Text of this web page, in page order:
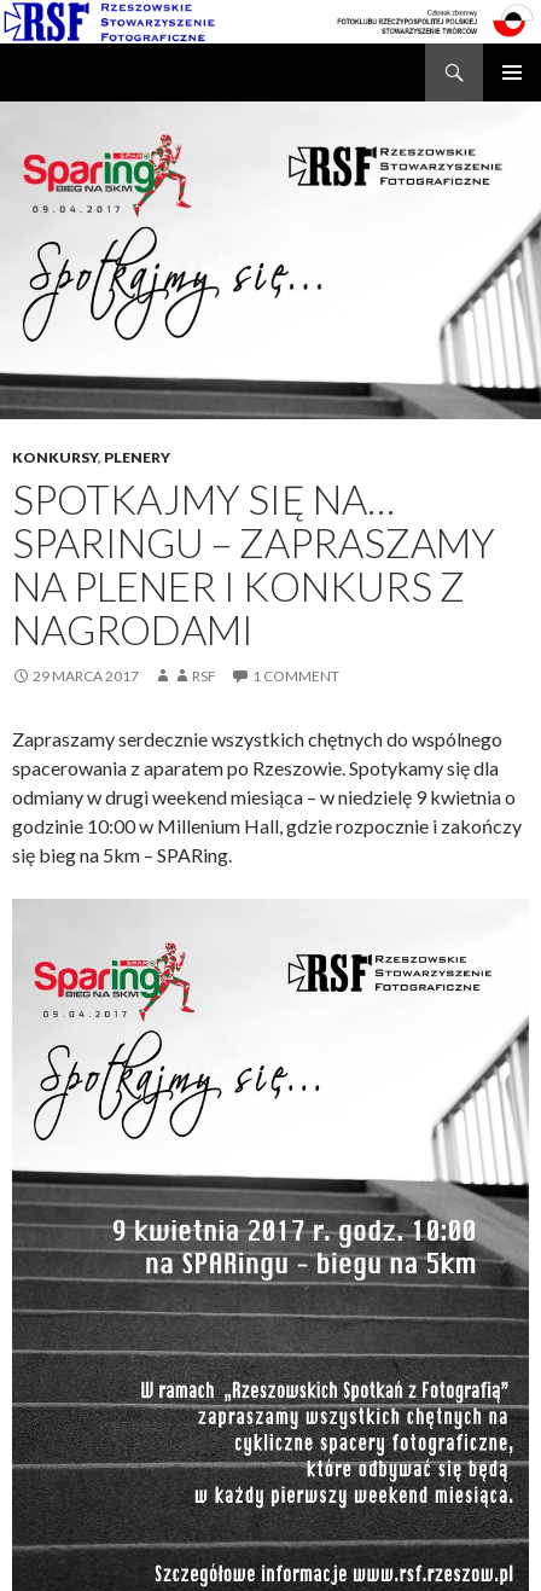
KONKURSY, PLENERY
SPOTKAJMY SIĘ NA…
SPARINGU – ZAPRASZAMY
NA PLENER I KONKURS Z
NAGRODAMI
29 MARCA 2017 RSF 1 COMMENT
Zapraszamy serdecznie wszystkich chętnych do wspólnego
spacerowania z aparatem po Rzeszowie. Spotykamy się dla
odmiany w drugi weekend miesiąca – w niedzielę 9 kwietnia o
godzinie 10:00 w Millenium Hall, gdzie rozpocznie i zakończy
się bieg na 5km – SPARing.